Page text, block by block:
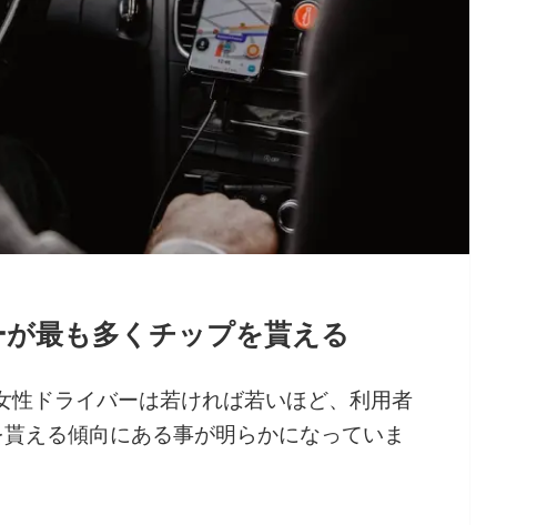
最も多くチップを貰える
ドライバーは若ければ若いほど、利用者
える傾向にある事が明らかになっていま